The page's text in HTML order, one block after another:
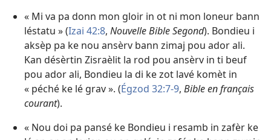
« Mi va pa donn mon gloir in ot ni mon loneur bann
léstatu » (Izai 42:8, Nouvelle Bible Segond). Bondieu i
aksèp pa ke nou ansèrv bann zimaj pou ador ali.
Kan désèrtin Zisraèlit la rod pou ansèrv in ti beuf
pou ador ali, Bondieu la di ke zot lavé komèt in
« péché ke lé grav ». (Égzod 32:7-9, Bible en français
courant).
« Nou doi pa pansé ke Bondieu i resamb in zafèr ke